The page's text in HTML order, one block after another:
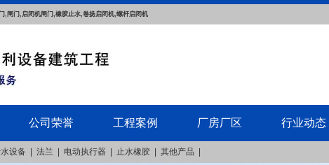
,闸门,启闭机闸门,橡胶止水,卷扬启闭机,螺杆启闭机
公司荣誉 工程案例 厂房厂区 行业动态
设备 法兰 电动执行器 止水橡胶 其他产品